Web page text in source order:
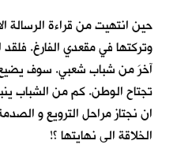
حين انتهيت من قراءة الرسالة
وتركتها في مقعدي الفارغ.
آخرَ من شباب شعبي. سوف
تجتاح الوطن. كم من الشباب
ان نجتاز مراحل الترويع و
الخلاقة الى نهايتها ؟!